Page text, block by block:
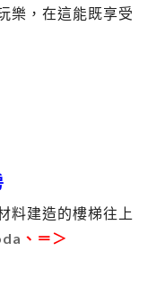
樂，在這能既享受
料建造的樓梯往上
、＝＞